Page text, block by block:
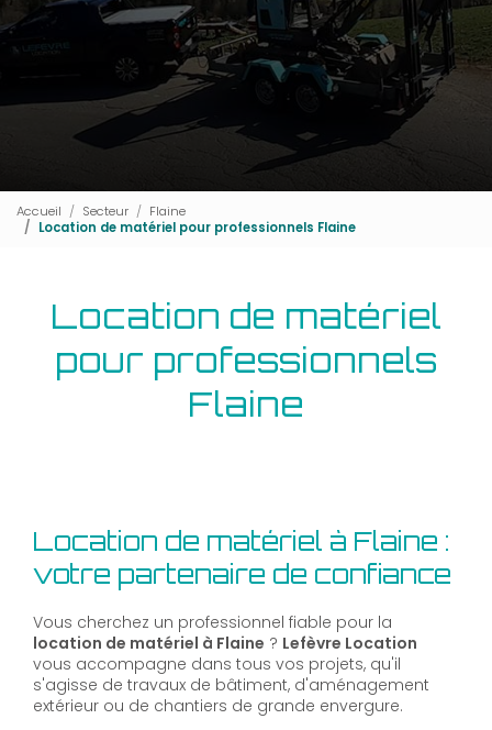
Accueil Secteur
Flaine
Location de matériel pour professionnels Flaine
Location de matériel
pour professionnels
Flaine
Location de matériel à Flaine :
votre partenaire de confiance
Vous cherchez un professionnel fiable pour la
location de matériel à Flaine ? Lefèvre Location
vous accompagne dans tous vos projets, qu'il
s'agisse de travaux de bâtiment, d'aménagement
extérieur ou de chantiers de grande envergure.